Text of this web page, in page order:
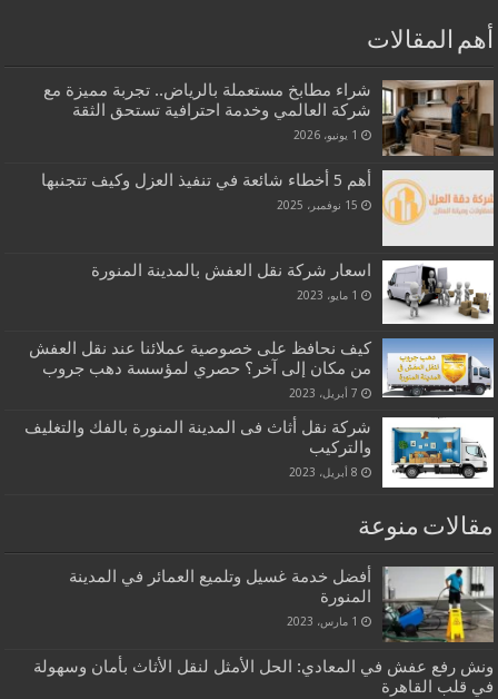
أهم المقالات
شراء مطابخ مستعملة بالرياض.. تجربة مميزة مع
شركة العالمي وخدمة احترافية تستحق الثقة
1 يونيو، 2026
أهم 5 أخطاء شائعة في تنفيذ العزل وكيف تتجنبها
15 نوفمبر، 2025
اسعار شركة نقل العفش بالمدينة المنورة
1 مايو، 2023
كيف نحافظ على خصوصية عملائنا عند نقل العفش
من مكان إلى آخر؟ حصري لمؤسسة دهب جروب
7 أبريل، 2023
شركة نقل أثاث فى المدينة المنورة بالفك والتغليف
والتركيب
8 أبريل، 2023
مقالات منوعة
أفضل خدمة غسيل وتلميع العمائر في المدينة
المنورة
1 مارس، 2023
ونش رفع عفش في المعادي: الحل الأمثل لنقل الأثاث بأمان وسهولة
في قلب القاهرة